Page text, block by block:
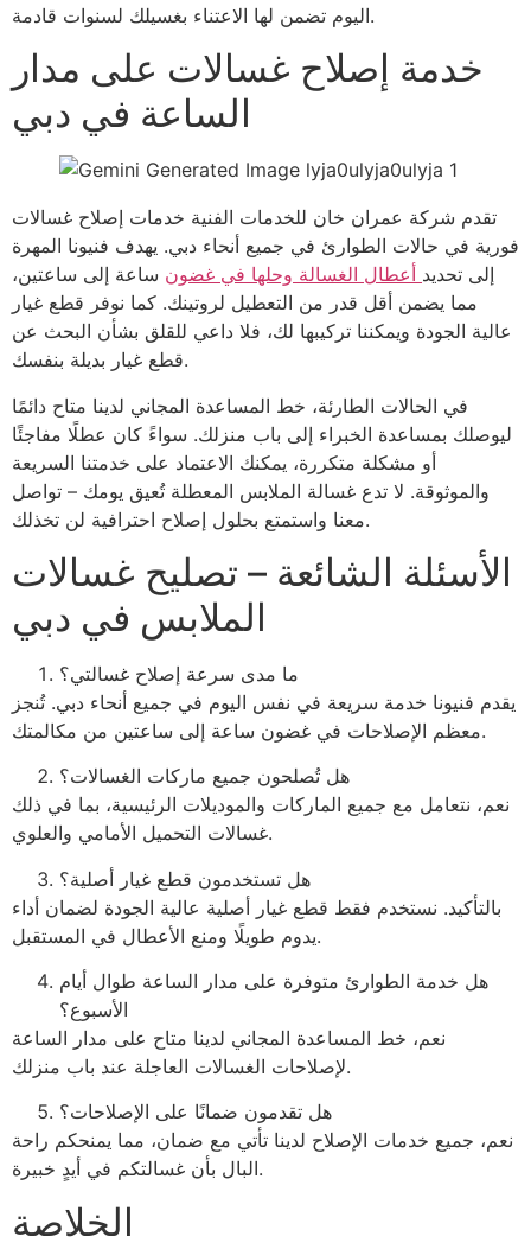
اليوم تضمن لها الاعتناء بغسيلك لسنوات قادمة.
خدمة إصلاح غسالات على مدار
الساعة في دبي
تقدم شركة عمران خان للخدمات الفنية خدمات إصلاح غسالات
فورية في حالات الطوارئ في جميع أنحاء دبي. يهدف فنيونا المهرة
إلى تحديد أعطال الغسالة وحلها في غضون ساعة إلى ساعتين،
مما يضمن أقل قدر من التعطيل لروتينك. كما نوفر قطع غيار
عالية الجودة ويمكننا تركيبها لك، فلا داعي للقلق بشأن البحث عن
قطع غيار بديلة بنفسك.
في الحالات الطارئة، خط المساعدة المجاني لدينا متاح دائمًا
ليوصلك بمساعدة الخبراء إلى باب منزلك. سواءً كان عطلًا مفاجئًا
أو مشكلة متكررة، يمكنك الاعتماد على خدمتنا السريعة
والموثوقة. لا تدع غسالة الملابس المعطلة تُعيق يومك – تواصل
معنا واستمتع بحلول إصلاح احترافية لن تخذلك.
الأسئلة الشائعة – تصليح غسالات
الملابس في دبي
ما مدى سرعة إصلاح غسالتي؟
يقدم فنيونا خدمة سريعة في نفس اليوم في جميع أنحاء دبي. تُنجز
معظم الإصلاحات في غضون ساعة إلى ساعتين من مكالمتك.
هل تُصلحون جميع ماركات الغسالات؟
نعم، نتعامل مع جميع الماركات والموديلات الرئيسية، بما في ذلك
غسالات التحميل الأمامي والعلوي.
هل تستخدمون قطع غيار أصلية؟
بالتأكيد. نستخدم فقط قطع غيار أصلية عالية الجودة لضمان أداء
يدوم طويلًا ومنع الأعطال في المستقبل.
هل خدمة الطوارئ متوفرة على مدار الساعة طوال أيام
الأسبوع؟
نعم، خط المساعدة المجاني لدينا متاح على مدار الساعة
لإصلاحات الغسالات العاجلة عند باب منزلك.
هل تقدمون ضمانًا على الإصلاحات؟
نعم، جميع خدمات الإصلاح لدينا تأتي مع ضمان، مما يمنحكم راحة
البال بأن غسالتكم في أيدٍ خبيرة.
الخلاصة